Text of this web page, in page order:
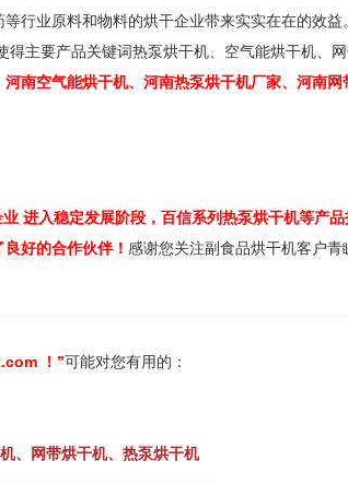
行业原料和物料的烘干企业带来实实在在的效
主要产品关键词热泵烘干机、空气能烘干机、
南空气能烘干机、河南热泵烘干机厂家、河南
进入稳定发展阶段，百信系列热泵烘干机等产
好的合作伙伴！ 感谢您关注副食品烘干机客户
！”可能对您有用的：
、网带烘干机、热泵烘干机